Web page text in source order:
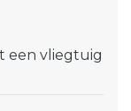
een vliegtuig